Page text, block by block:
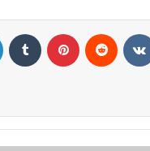
LinkedIn Tumblr Pinterest Reddit